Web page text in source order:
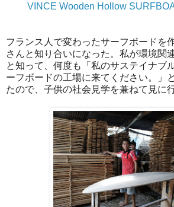
VINCE Wooden Hollow
フランス人で変わったサーフボードを
さんと知り合いになった。私が環境関
と知って、何度も「私のサステイナブ
ーフボードの工場に来てください。」
たので、子供の社会見学を兼ねて見に